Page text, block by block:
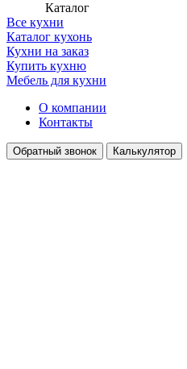
Каталог
Все кухни
Каталог кухонь
Кухни на заказ
Купить кухню
Мебель для кухни
О компании
Контакты
Обратный звонок Калькулятор